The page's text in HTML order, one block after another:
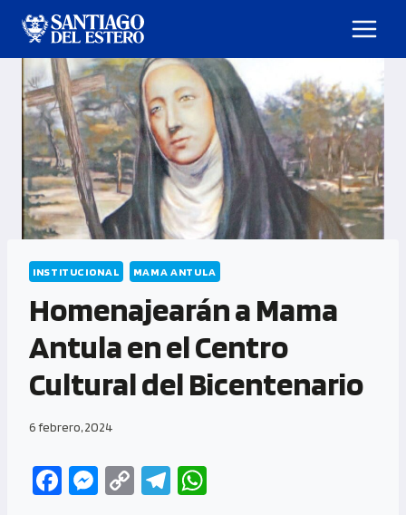
INSTITUCIONAL MAMA ANTULA
Homenajearán a Mama
Antula en el Centro
Cultural del Bicentenario
6 febrero, 2024
Fa M
C
Te